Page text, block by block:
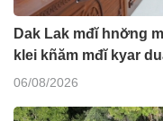
Dak Lak mđĭ hnơ̆ng
klei kñăm mđĭ kyar
06/08/2026